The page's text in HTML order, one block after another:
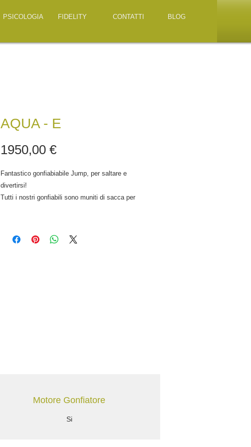
PSICOLOGIA FIDELITY CONTATTI BLOG
AQUA - E
1950,00 €Prezzo
Fantastico gonfiabiabile Jump, per saltare e
divertirsi!
Tutti i nostri gonfiabili sono muniti di sacca per
Motore Gonfiatore
Si